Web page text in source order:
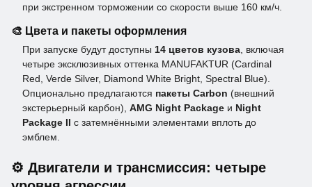
при экстренном торможении со скорости выше 160 км/ч.
🎨 Цвета и пакеты оформления
При запуске будут доступны 14 цветов кузова, включая
четыре эксклюзивных оттенка MANUFAKTUR (Cardinal
Red, Verde Silver, Diamond White Bright, Spectral Blue).
Опционально предлагаются пакеты Carbon (внешний
экстерьерный карбон), AMG Night Package и Night
Package II с затемнёнными элементами вплоть до
эмблем.
⚙️ Двигатели и трансмиссия: четыре